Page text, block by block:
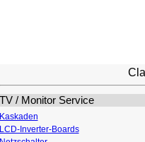
TV / Monitor Service
Kaskaden
LCD-Inverter-Boards